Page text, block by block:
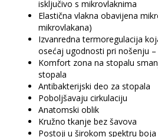
isključivo s mikrovlaknima
Elastična vlakna obavijena
mikrovlakana)
Izvanredna termoregulacija
osećaj ugodnosti pri nošenju
Komfort zona na stopalu
stopala
Antibakterijski deo za stopala
Poboljšavaju cirkulaciju
Anatomski oblik
Kružno tkanje bez šavova
Postoji u širokom spektru boja